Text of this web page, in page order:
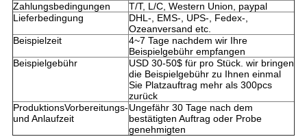
Zahlungsbedingungen
T/T, L/C, Western Union, paypal
Lieferbedingung
DHL-, EMS-, UPS-, Fedex-,
Ozeanversand etc.
Beispielzeit
4~7 Tage nachdem wir Ihre
Beispielgebühr empfangen
Beispielgebühr
USD 30-50$ für pro Stück. wir bringen
die Beispielgebühr zu Ihnen einmal
Sie Platzauftrag mehr als 300pcs
zurück
ProduktionsVorbereitungs-
und Anlaufzeit
Ungefähr 30 Tage nach dem
bestätigten Auftrag oder Probe
genehmigten